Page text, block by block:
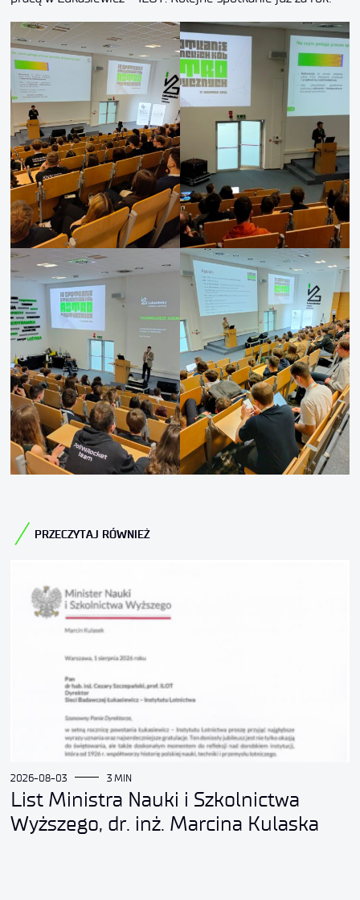
PRZECZYTAJ RÓWNIEŻ
2026-08-03 3 MIN
List Ministra Nauki i Szkolnictwa
Wyższego, dr. inż. Marcina Kulaska